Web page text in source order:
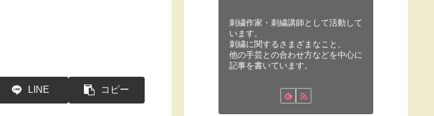
LINE コピー
刺繍作家・刺繍講師として活動して
います。
刺繍に関するさまざまなこと、
他の手芸との合わせ方などを中心に
記事を書いています。